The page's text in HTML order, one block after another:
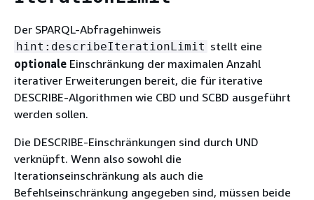
Der SPARQL-Abfragehinweis
hint:describeIterationLimit stellt eine
optionale Einschränkung der maximalen Anzahl
iterativer Erweiterungen bereit, die für iterative
DESCRIBE-Algorithmen wie CBD und SCBD ausgeführt
werden sollen.
Die DESCRIBE-Einschränkungen sind durch UND
verknüpft. Wenn also sowohl die
Iterationseinschränkung als auch die
Befehlseinschränkung angegeben sind, müssen beide